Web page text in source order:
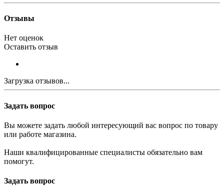
Отзывы
Нет оценок
Оставить отзыв
Загрузка отзывов...
Задать вопрос
Вы можете задать любой интересующий вас вопрос по товару
или работе магазина.
Наши квалифицированные специалисты обязательно вам
помогут.
Задать вопрос